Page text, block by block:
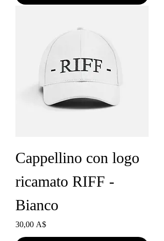
Cappellino con logo
ricamato RIFF -
Bianco
Prezzo
30,00 A$